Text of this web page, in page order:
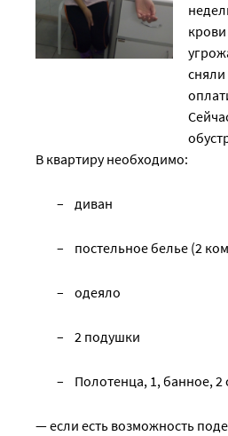
сняли
В квартиру необходимо:
диван
постельное белье (2
одеяло
2 подушки
Полотенца, 1, банное, 2
— если есть возможность